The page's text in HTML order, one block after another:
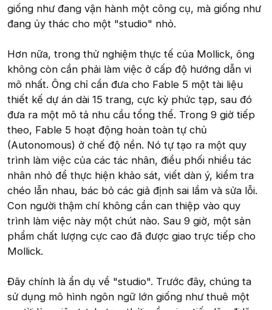
giống như đang vận hành một công cụ, mà giống như
đang ủy thác cho một "studio" nhỏ.
Hơn nữa, trong thử nghiệm thực tế của Mollick, ông
không còn cần phải làm việc ở cấp độ hướng dẫn vi
mô nhất. Ông chỉ cần đưa cho Fable 5 một tài liệu
thiết kế dự án dài 15 trang, cực kỳ phức tạp, sau đó
đưa ra một mô tả nhu cầu tổng thể. Trong 9 giờ tiếp
theo, Fable 5 hoạt động hoàn toàn tự chủ
(Autonomous) ở chế độ nền. Nó tự tạo ra một quy
trình làm việc của các tác nhân, điều phối nhiều tác
nhân nhỏ để thực hiện khảo sát, viết dàn ý, kiểm tra
chéo lẫn nhau, bác bỏ các giả định sai lầm và sửa lỗi.
Con người thậm chí không cần can thiệp vào quy
trình làm việc này một chút nào. Sau 9 giờ, một sản
phẩm chất lượng cực cao đã được giao trực tiếp cho
Mollick.
Đây chính là ẩn dụ về "studio". Trước đây, chúng ta
sử dụng mô hình ngôn ngữ lớn giống như thuê một